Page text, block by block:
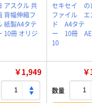
アスクル 共
背幅伸縮フ
紙製A4タテ
10冊 オリジ
セキセイ の
ファイル エ
ド A4タテ
ー 10冊
10
￥1,949
数量